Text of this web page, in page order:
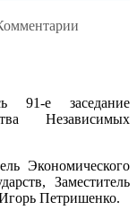
заседание
91-е заседание
Независимых
Экономического
Заместитель
Петришенко.